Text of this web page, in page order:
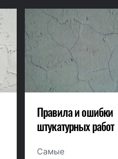
Правила и ошибки
штукатурных работ
Самые